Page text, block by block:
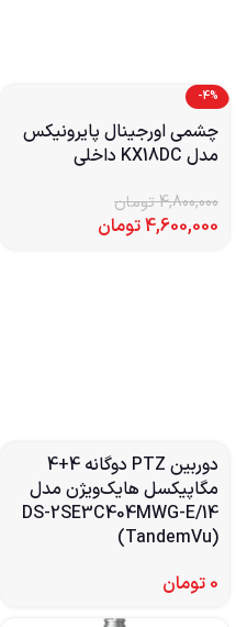
-4%
چشمی اورجینال پایرونیکس
مدل KX18DC داخلی
4,800,000تومان
4,600,000تومان
دوربین PTZ دوگانه 4+4
مگاپیکسل هایک‌ویژن مدل
DS-2SE3C404MWG-E/14
(TandemVu)
0 تومان